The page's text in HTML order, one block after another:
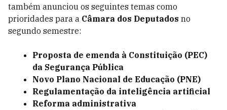
também anunciou os seguintes temas como
prioridades para a Câmara dos Deputados no
segundo semestre:
Proposta de emenda à Constituição (PEC)
da Segurança Pública
Novo Plano Nacional de Educação (PNE)
Regulamentação da inteligência artificial
Reforma administrativa